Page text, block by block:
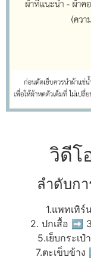
วิดีโ
ลำดับก
1.แพทเทิ
2. ปกเสื้อ ➡
5.เย็บกระเ
7.ตะเข็บข้า